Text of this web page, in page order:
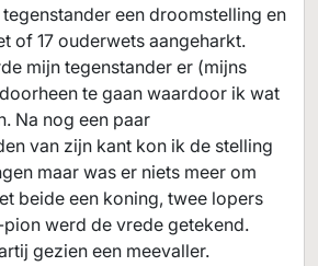
een droomstelling en
of 17 ouderwets aangeharkt.
mijn tegenstander er (mijns
te gaan waardoor ik wat
Na nog een paar
van zijn kant kon ik de stelling
maar was er niets meer om
beide een koning, twee lopers
werd de vrede getekend.
gezien een meevaller.